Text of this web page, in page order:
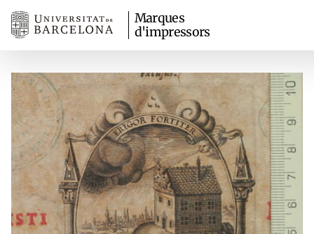
Marques
d'impressors